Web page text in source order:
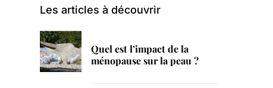
Les articles à découvrir
Quel est l’impact de la
ménopause sur la peau ?